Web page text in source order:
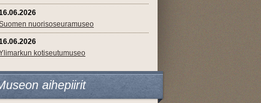
nuorisoseuramuseo
kotiseutumuseo
aihepiirit